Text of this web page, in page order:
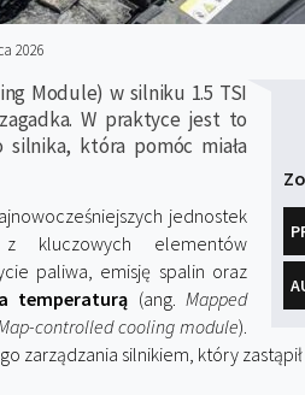
2026
Module) w silniku 1.5 TSI
W praktyce jest to
silnika, która pomóc miała
jednostek
kluczowych elementów
paliwa, emisję spalin oraz
temperaturą (ang. Mapped
controlled cooling module).
zarządzania silnikiem, który